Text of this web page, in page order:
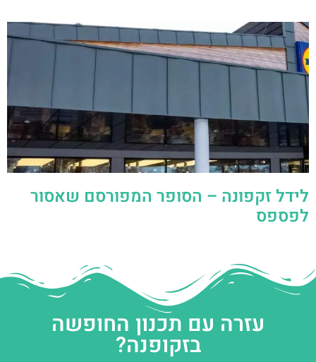
לידל זקפונה – הסופר המפורסם שאסור
לפספס
עזרה עם תכנון החופשה
בזקופנה?